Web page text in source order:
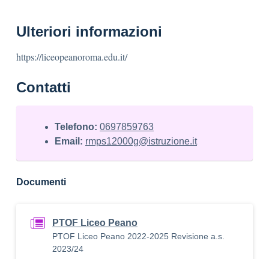
Ulteriori informazioni
https://liceopeanoroma.edu.it/
Contatti
Telefono: 0697859763
Email: rmps12000g@istruzione.it
Documenti
PTOF Liceo Peano
PTOF Liceo Peano 2022-2025 Revisione a.s.
2023/24